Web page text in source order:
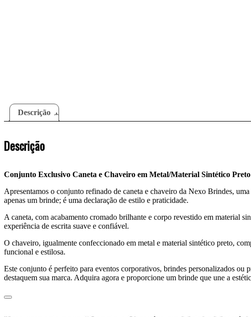
Descrição
Descrição
Conjunto Exclusivo Caneta e Chaveiro em Metal/Material Sintético
Apresentamos o conjunto refinado de caneta e chaveiro da Nexo Brindes,
apenas um brinde; é uma declaração de estilo e praticidade.
A caneta, com acabamento cromado brilhante e corpo revestido em material
experiência de escrita suave e confiável.
O chaveiro, igualmente confeccionado em metal e material sintético preto,
funcional e estilosa.
Este conjunto é perfeito para eventos corporativos, brindes personalizados ou
destaquem sua marca. Adquira agora e proporcione um brinde que une a